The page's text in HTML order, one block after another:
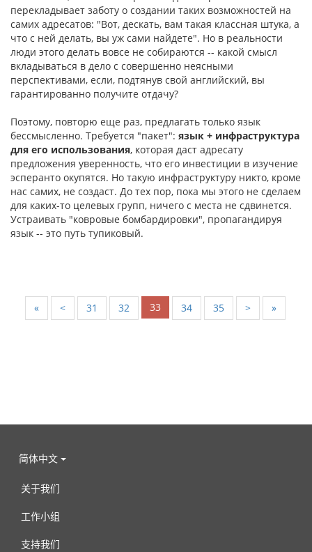
перекладывает заботу о создании таких возможностей на
самих адресатов: "Вот, дескать, вам такая классная штука, а
что с ней делать, вы уж сами найдете". Но в реальности
люди этого делать вовсе не собираются -- какой смысл
вкладываться в дело с совершенно неясными
перспективами, если, подтянув свой английский, вы
гарантированно получите отдачу?
Поэтому, повторю еще раз, предлагать только язык
бессмысленно. Требуется "пакет": язык + инфраструктура
для его использования, которая даст адресату
предложения уверенность, что его инвестиции в изучение
эсперанто окупятся. Но такую инфраструктуру никто, кроме
нас самих, не создаст. До тех пор, пока мы этого не сделаем
для каких-то целевых групп, ничего с места не сдвинется.
Устраивать "ковровые бомбардировки", пропагандируя
язык -- это путь тупиковый.
« < 31 32 33 34 35 > »
简体中文
关于我们
工作小组
支持我们